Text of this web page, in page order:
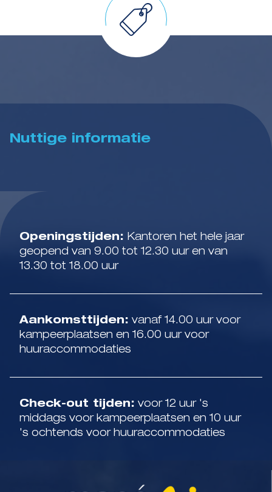
Nuttige informatie
Openingstijden: Kantoren het hele jaar
geopend van 9.00 tot 12.30 uur en van
13.30 tot 18.00 uur
Aankomsttijden: vanaf 14.00 uur voor
kampeerplaatsen en 16.00 uur voor
huuraccommodaties
Check-out tijden: voor 12 uur 's
middags voor kampeerplaatsen en 10 uur
's ochtends voor huuraccommodaties